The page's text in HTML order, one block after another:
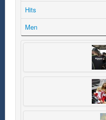
Hits
Men